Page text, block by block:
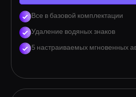
Все в базовой комплектации
Удаление водяных знаков
5 настраиваемых мгновенных